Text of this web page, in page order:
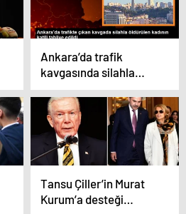
Ankara’da trafik
kavgasında silahla
öldürülen kadının katili
tahliye edildi
Tansu Çiller’in Murat
Kurum’a desteği